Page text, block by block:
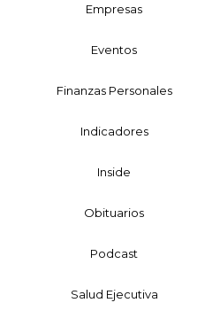
Empresas
Eventos
Finanzas Personales
Indicadores
Inside
Obituarios
Podcast
Salud Ejecutiva